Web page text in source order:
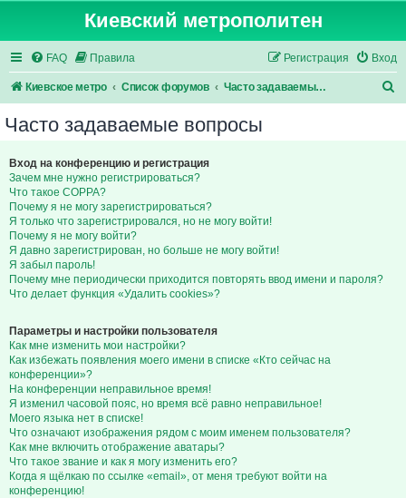
Киевский метрополитен
FAQ Правила Вход
Регистрация
Киевское метро Список форумов Часто задаваемые вопросы
Часто задаваемые вопросы
Вход на конференцию и регистрация
Зачем мне нужно регистрироваться?
Что такое COPPA?
Почему я не могу зарегистрироваться?
Я только что зарегистрировался, но не могу войти!
Почему я не могу войти?
Я давно зарегистрирован, но больше не могу войти!
Я забыл пароль!
Почему мне периодически приходится повторять ввод имени и пароля?
Что делает функция «Удалить cookies»?
Параметры и настройки пользователя
Как мне изменить мои настройки?
Как избежать появления моего имени в списке «Кто сейчас на
конференции»?
На конференции неправильное время!
Я изменил часовой пояс, но время всё равно неправильное!
Моего языка нет в списке!
Что означают изображения рядом с моим именем пользователя?
Как мне включить отображение аватары?
Что такое звание и как я могу изменить его?
Когда я щёлкаю по ссылке «email», от меня требуют войти на
конференцию!